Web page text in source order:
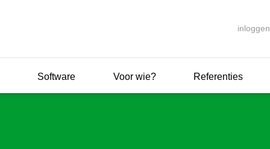
inloggen
Software Voor wie? Referenties